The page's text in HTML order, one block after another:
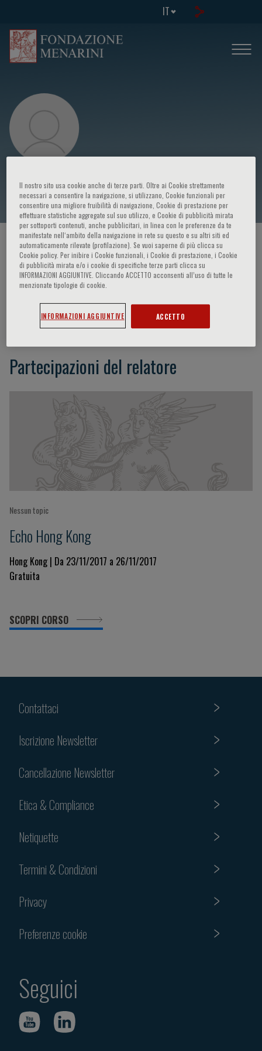
IT
Kevin Ka- Ho Kam
HOME PAGE / CORSI ED EVENTI / RELATORE
Kevin Ka- Ho Kam
Partecipazioni del relatore
Nessun topic
Echo Hong Kong
Hong Kong | Da 23/11/2017 a 26/11/2017
Gratuita
SCOPRI CORSO
Contattaci
Iscrizione Newsletter
Cancellazione Newsletter
Etica & Compliance
Netiquette
Termini & Condizioni
Privacy
Preferenze cookie
Seguici
Il nostro sito usa cookie anche di terze parti. Oltre ai Cookie strettamente
necessari a consentire la navigazione, si utilizzano, Cookie funzionali per
consentire una migliore fruibilità di navigazione, Cookie di prestazione per
effettuare statistiche aggregate sul suo utilizzo, e Cookie di pubblicità mirata
per sottoporti contenuti, anche pubblicitari, in linea con le preferenze da te
manifestate nell‘ambito della navigazione in rete su questo e su altri siti ed
automaticamente rilevate (profilazione). Se vuoi saperne di più clicca su
Cookie policy. Per inibire i Cookie funzionali, i Cookie di prestazione, i Cookie
di pubblicità mirata e/o i cookie di specifiche terze parti clicca su
INFORMAZIONI AGGIUNTIVE. Cliccando ACCETTO acconsenti all’uso di tutte le
menzionate tipologie di cookie.
INFORMAZIONI AGGIUNTIVE ACCETTO